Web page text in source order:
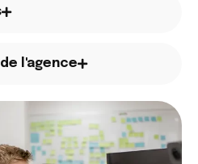
l'agence